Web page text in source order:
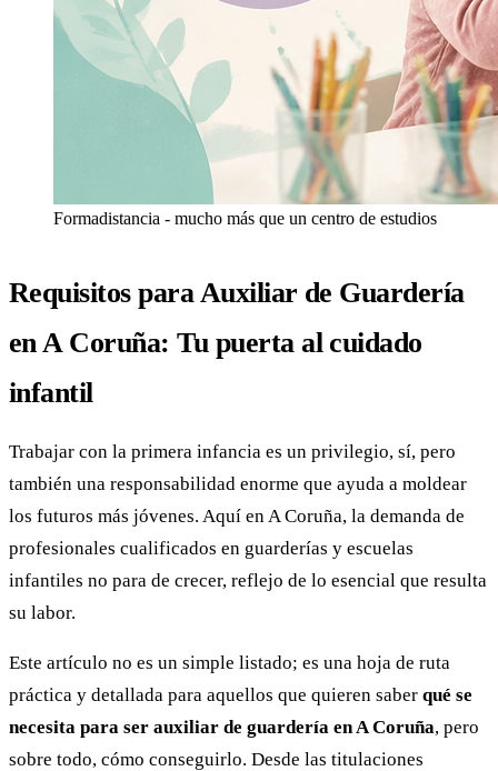
Formadistancia - mucho más que un centro de estudios
Requisitos para Auxiliar de Guardería
en A Coruña: Tu puerta al cuidado
infantil
Trabajar con la primera infancia es un privilegio, sí, pero
también una responsabilidad enorme que ayuda a moldear
los futuros más jóvenes. Aquí en A Coruña, la demanda de
profesionales cualificados en guarderías y escuelas
infantiles no para de crecer, reflejo de lo esencial que resulta
su labor.
Este artículo no es un simple listado; es una hoja de ruta
práctica y detallada para aquellos que quieren saber qué se
necesita para ser auxiliar de guardería en A Coruña, pero
sobre todo, cómo conseguirlo. Desde las titulaciones